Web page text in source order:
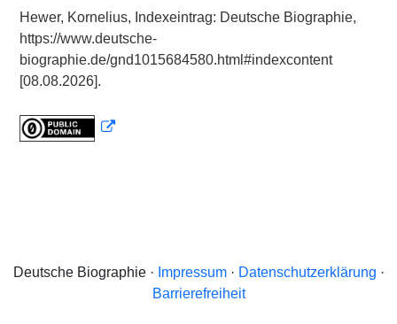
Hewer, Kornelius, Indexeintrag: Deutsche Biographie,
https://www.deutsche-
biographie.de/gnd1015684580.html#indexcontent
[08.08.2026].
Deutsche Biographie · Impressum· Datenschutzerklärung ·
Barrierefreiheit